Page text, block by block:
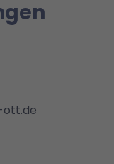
ott.de